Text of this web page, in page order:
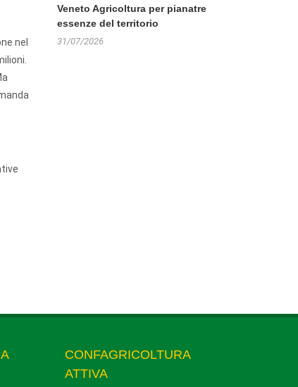
nel
Veneto Agricoltura per pianatre
essenze del territorio
31/07/2026
CONFAGRICOLTURA
ATTIVA